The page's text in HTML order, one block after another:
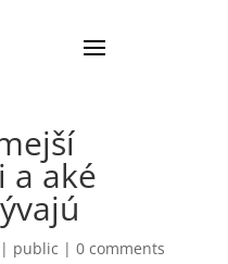
a aké
public | 0 comments